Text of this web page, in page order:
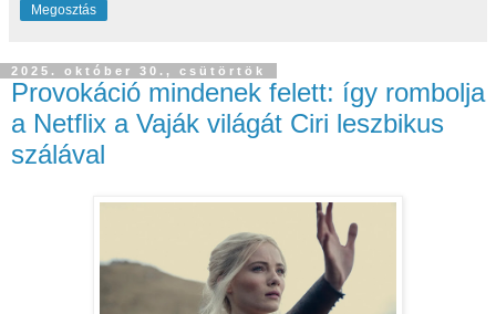
Megosztás
2025. október 30., csütörtök
Provokáció mindenek felett: így rombolja
a Netflix a Vaják világát Ciri leszbikus
szálával